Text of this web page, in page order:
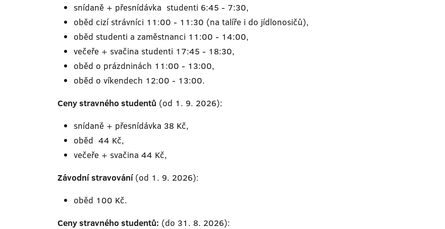
snídaně + přesnídávka studenti 6:45 - 7:30,
oběd cizí strávníci 11:00 - 11:30 (na talíře i do jídlonosičů),
oběd studenti a zaměstnanci 11:00 - 14:00,
večeře + svačina studenti 17:45 - 18:30,
oběd o prázdninách 11:00 - 13:00,
oběd o víkendech 12:00 - 13:00.
Ceny stravného studentů (od 1. 9. 2026):
snídaně + přesnídávka 38 Kč,
oběd 44 Kč,
večeře + svačina 44 Kč,
Závodní stravování (od 1. 9. 2026):
oběd 100 Kč.
Ceny stravného studentů: (do 31. 8. 2026):